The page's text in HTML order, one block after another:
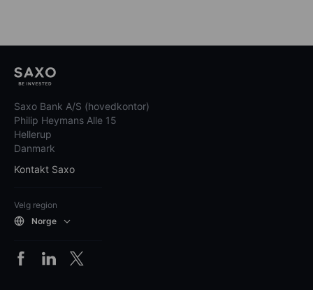
Saxo Bank A/S (hovedkontor)
Philip Heymans Alle 15
Hellerup
Danmark
Kontakt Saxo
Velg region
Norge